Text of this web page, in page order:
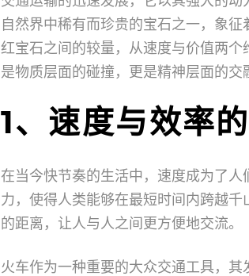
自然界中稀有而珍贵的宝石之一，象
红宝石之间的较量，从速度与价值两
是物质层面的碰撞，更是精神层面的交
1、速度与效率
在当今快节奏的生活中，速度成为了
力，使得人类能够在最短时间内跨越
的距离，让人与人之间更方便地交流。
火车作为一种重要的大众交通工具，